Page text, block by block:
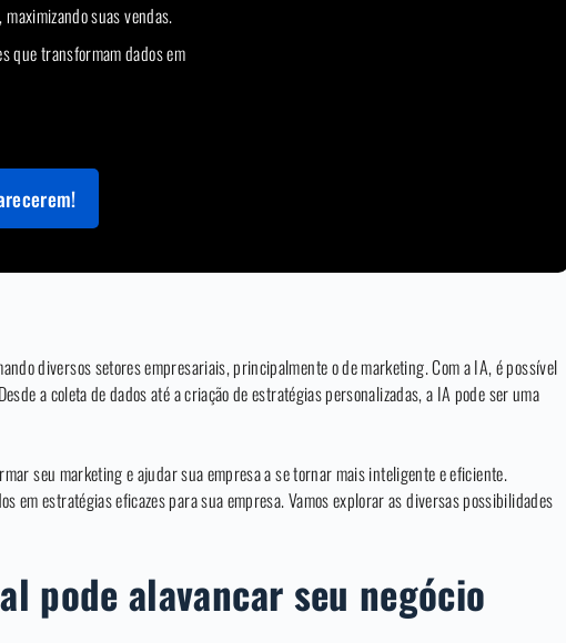
suas vendas.
que transformam dados em
diversos setores empresariais, principalmente o de marketing. Com a IA, é possível
a coleta de dados até a criação de estratégias personalizadas, a IA pode ser uma
seu marketing e ajudar sua empresa a se tornar mais inteligente e eficiente.
em estratégias eficazes para sua empresa. Vamos explorar as diversas possibilidades
pode alavancar seu negócio